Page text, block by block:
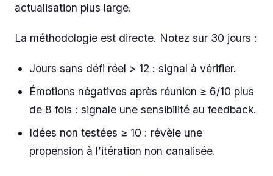
actualisation plus large.
La méthodologie est directe. Notez sur 30 jours :
Jours sans défi réel > 12 : signal à vérifier.
Émotions négatives après réunion ≥ 6/10 plus
de 8 fois : signale une sensibilité au feedback.
Idées non testées ≥ 10 : révèle une
propension à l’itération non canalisée.